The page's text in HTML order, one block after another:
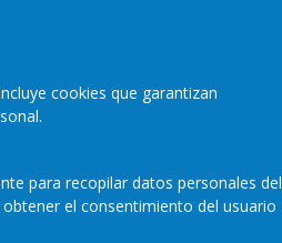
cookies que garantizan
para recopilar datos personales del
el consentimiento del usuario